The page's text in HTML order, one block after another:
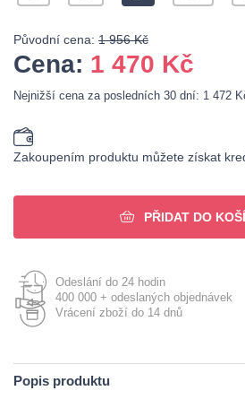
Původní cena: 1 956 Kč
Cena: 1 470 Kč
Nejnižší cena za posledních 30 dní: 1 472
Zakoupením produktu můžete získat
PŘIDAT DO
Odeslání do 24 hodin
400 000 + odeslaných objednávek
Vrácení zboží do 14 dnů
Popis produktu